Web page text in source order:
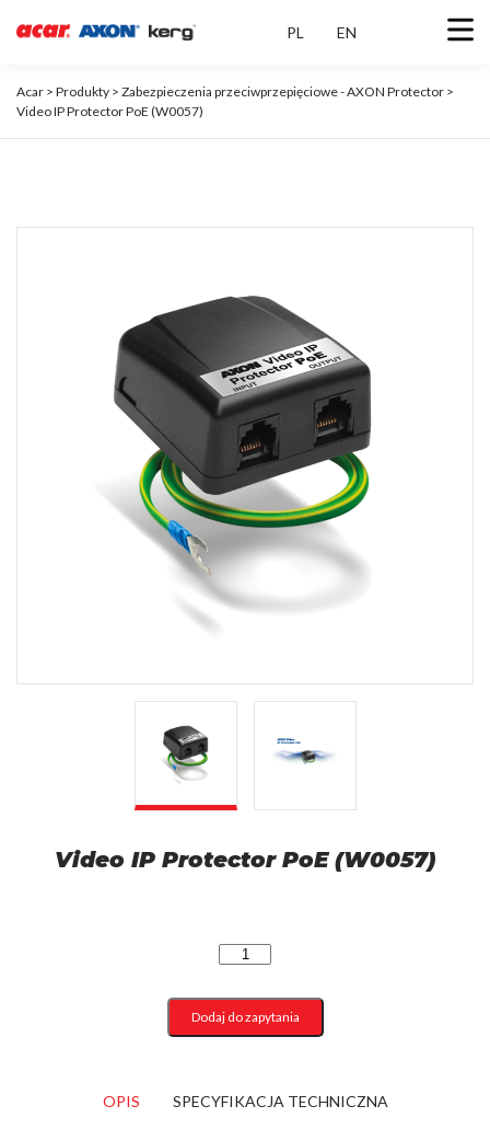
PL EN
Acar > Produkty > Zabezpieczenia przeciwprzepięciowe - AXON Protector >
Video IP Protector PoE (W0057)
Video IP Protector PoE (W0057)
ilość
IP
Protector
Dodaj do zapytania
OPIS SPECYFIKACJA TECHNICZNA